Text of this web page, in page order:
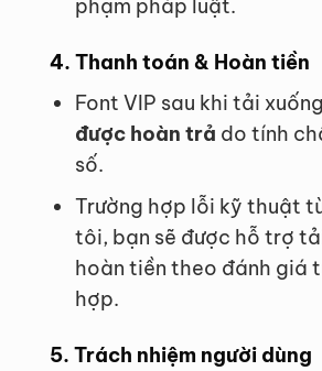
phạm pháp luật.
4. Thanh toán & Hoàn tiền
Font VIP sau khi tải xuống
được hoàn trả do tính
số.
Trường hợp lỗi kỹ thuật
tôi, bạn sẽ được hỗ trợ
hoàn tiền theo đánh giá
hợp.
5. Trách nhiệm người dùng